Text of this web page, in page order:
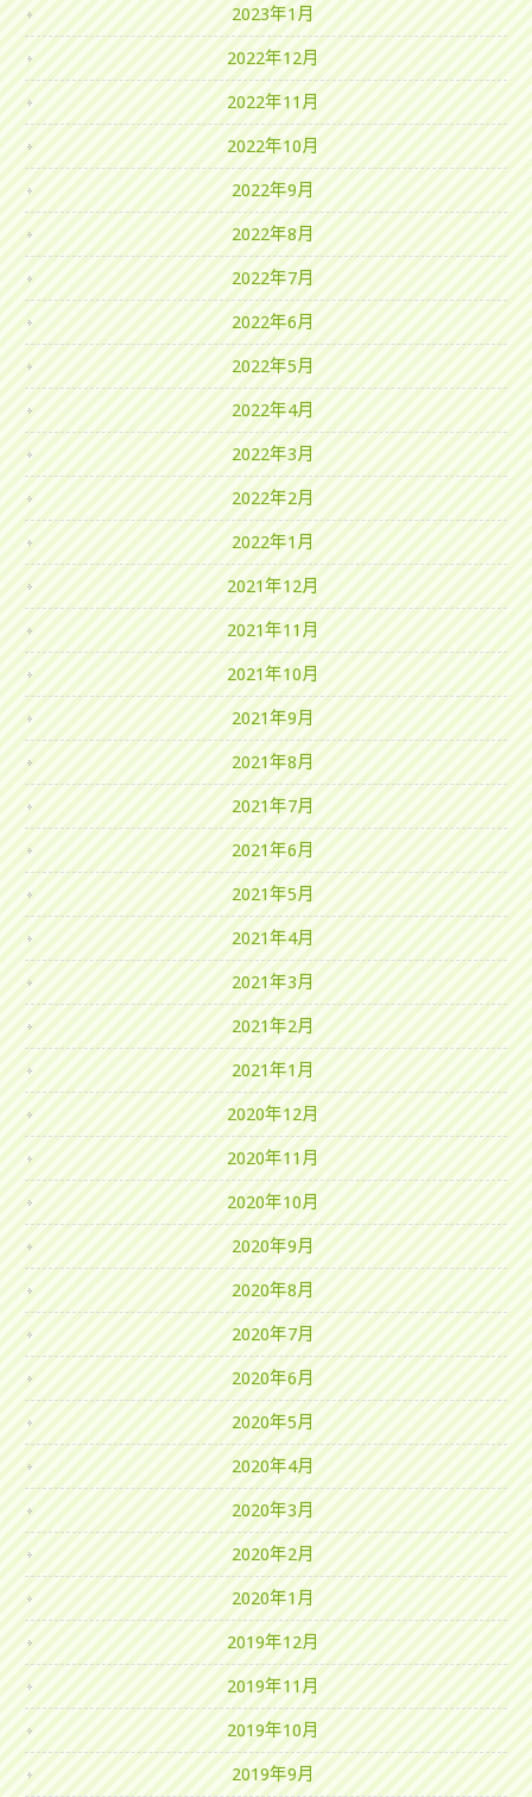
2023年1月
2022年12月
2022年11月
2022年10月
2022年9月
2022年8月
2022年7月
2022年6月
2022年5月
2022年4月
2022年3月
2022年2月
2022年1月
2021年12月
2021年11月
2021年10月
2021年9月
2021年8月
2021年7月
2021年6月
2021年5月
2021年4月
2021年3月
2021年2月
2021年1月
2020年12月
2020年11月
2020年10月
2020年9月
2020年8月
2020年7月
2020年6月
2020年5月
2020年4月
2020年3月
2020年2月
2020年1月
2019年12月
2019年11月
2019年10月
2019年9月